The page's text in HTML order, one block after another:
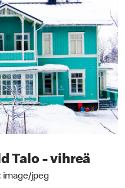
Talo - vihreä
image/jpeg